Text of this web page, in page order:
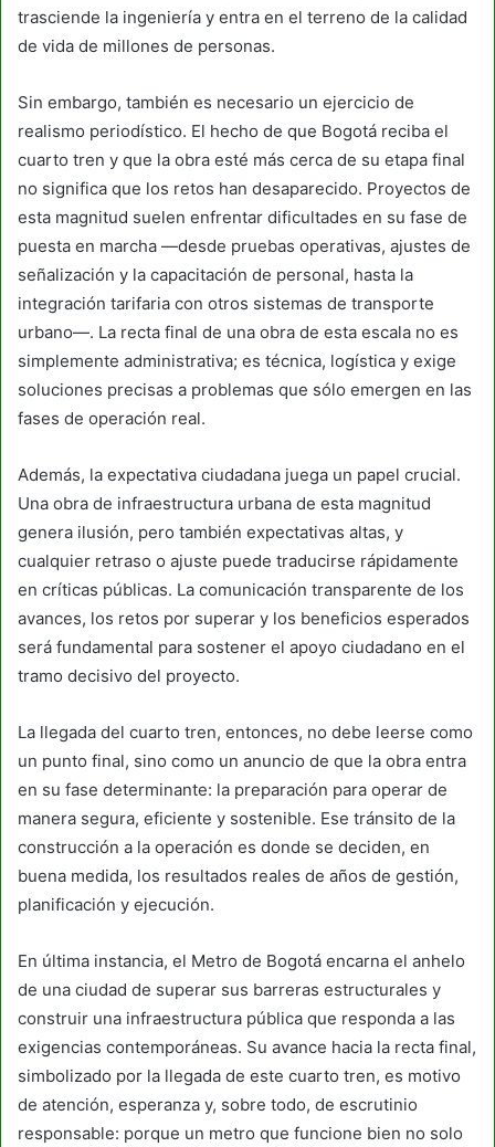
trasciende la ingeniería y entra en el terreno de la calidad
de vida de millones de personas.
Sin embargo, también es necesario un ejercicio de
realismo periodístico. El hecho de que Bogotá reciba el
cuarto tren y que la obra esté más cerca de su etapa final
no significa que los retos han desaparecido. Proyectos de
esta magnitud suelen enfrentar dificultades en su fase de
puesta en marcha —desde pruebas operativas, ajustes de
señalización y la capacitación de personal, hasta la
integración tarifaria con otros sistemas de transporte
urbano—. La recta final de una obra de esta escala no es
simplemente administrativa; es técnica, logística y exige
soluciones precisas a problemas que sólo emergen en las
fases de operación real.
Además, la expectativa ciudadana juega un papel crucial.
Una obra de infraestructura urbana de esta magnitud
genera ilusión, pero también expectativas altas, y
cualquier retraso o ajuste puede traducirse rápidamente
en críticas públicas. La comunicación transparente de los
avances, los retos por superar y los beneficios esperados
será fundamental para sostener el apoyo ciudadano en el
tramo decisivo del proyecto.
La llegada del cuarto tren, entonces, no debe leerse como
un punto final, sino como un anuncio de que la obra entra
en su fase determinante: la preparación para operar de
manera segura, eficiente y sostenible. Ese tránsito de la
construcción a la operación es donde se deciden, en
buena medida, los resultados reales de años de gestión,
planificación y ejecución.
En última instancia, el Metro de Bogotá encarna el anhelo
de una ciudad de superar sus barreras estructurales y
construir una infraestructura pública que responda a las
exigencias contemporáneas. Su avance hacia la recta final,
simbolizado por la llegada de este cuarto tren, es motivo
de atención, esperanza y, sobre todo, de escrutinio
responsable: porque un metro que funcione bien no solo